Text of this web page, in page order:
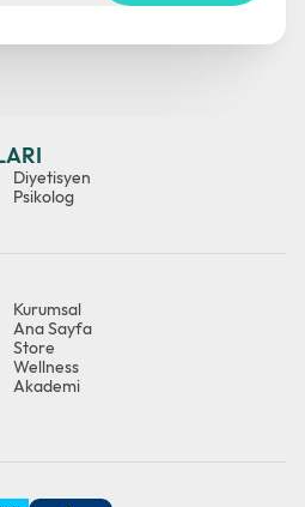
Diyetisyen
Psikolog
Kurumsal
Ana Sayfa
Store
Wellness
Akademi